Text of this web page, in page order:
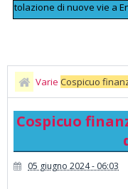
di nuove vie a Enna,
Varie Cospicuo
Cospicuo
05 giugno 2024 - 06:03